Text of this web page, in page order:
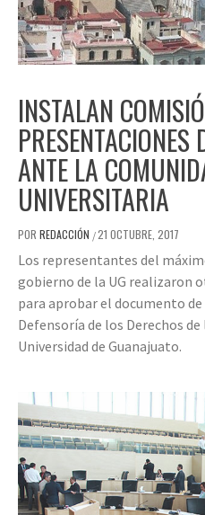
INSTALAN
ANTE LA
UNIVERSITARIA
POR REDACCIÓN /21 OCTUBRE, 2017
Los representantes del
gobierno de la UG realizaron
para aprobar el documento
Defensoría de los Derechos de
Universidad de Guanajuato.